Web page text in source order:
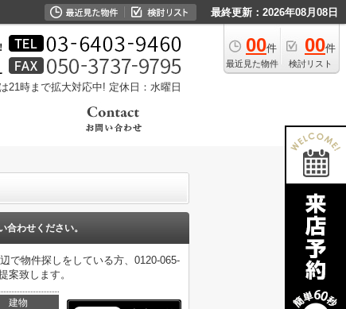
最終更新：2026年08月08日
00件
最近見た物件
00件
検討リスト
21時まで拡大対応中! 定休日：水曜日
合わせください。
で物件探しをしている方、0120-065-
案致します。
建物